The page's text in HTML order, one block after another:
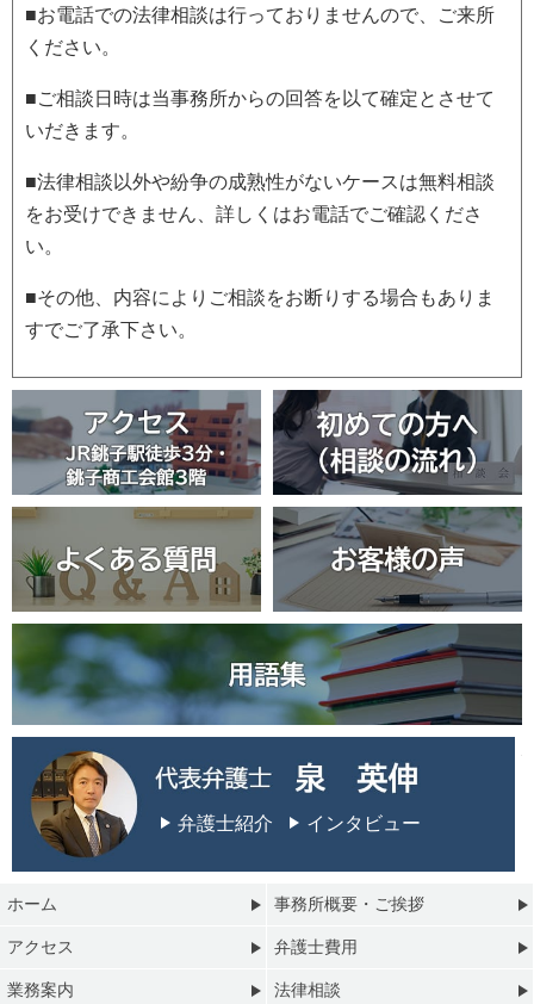
■お電話での法律相談は行っておりませんので、ご来所
ください。
■ご相談日時は当事務所からの回答を以て確定とさせて
いだきます。
■法律相談以外や紛争の成熟性がないケースは無料相談
をお受けできません、詳しくはお電話でご確認くださ
い。
■その他、内容によりご相談をお断りする場合もありま
すでご了承下さい。
弁護士紹介 インタビュー
ホーム 事務所概要・ご挨拶
アクセス 弁護士費用
業務案内 法律相談